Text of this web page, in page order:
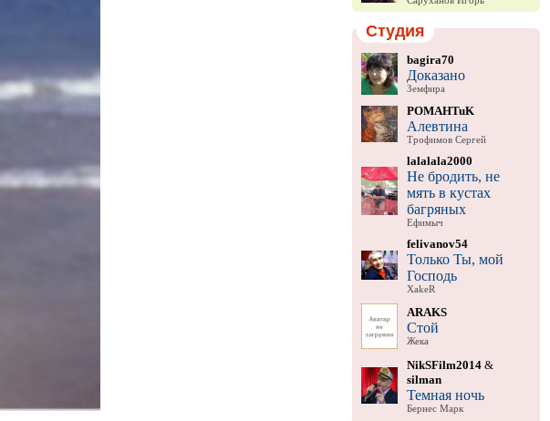
Студия
bagira70
Доказано
Земфира
POMAHTuK
Алевтина
Трофимов Сергей
lalalala2000
Не бродить, не
мять в кустах
багряных
Ефимыч
felivanov54
Только Ты, мой
Господь
XakeR
ARAKS
Стой
Жека
NikSFilm2014&
silman
Темная ночь
Бернес Марк